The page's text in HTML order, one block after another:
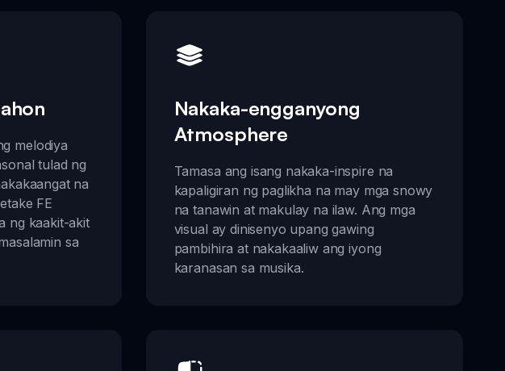
melodiya
tulad ng
na
FE
ng kaakit-akit
sa
Nakaka-engganyong
Atmosphere
Tamasa ang isang nakaka-inspire na
kapaligiran ng paglikha na may mga snowy
na tanawin at makulay na ilaw. Ang mga
visual ay dinisenyo upang gawing
pambihira at nakakaaliw ang iyong
karanasan sa musika.